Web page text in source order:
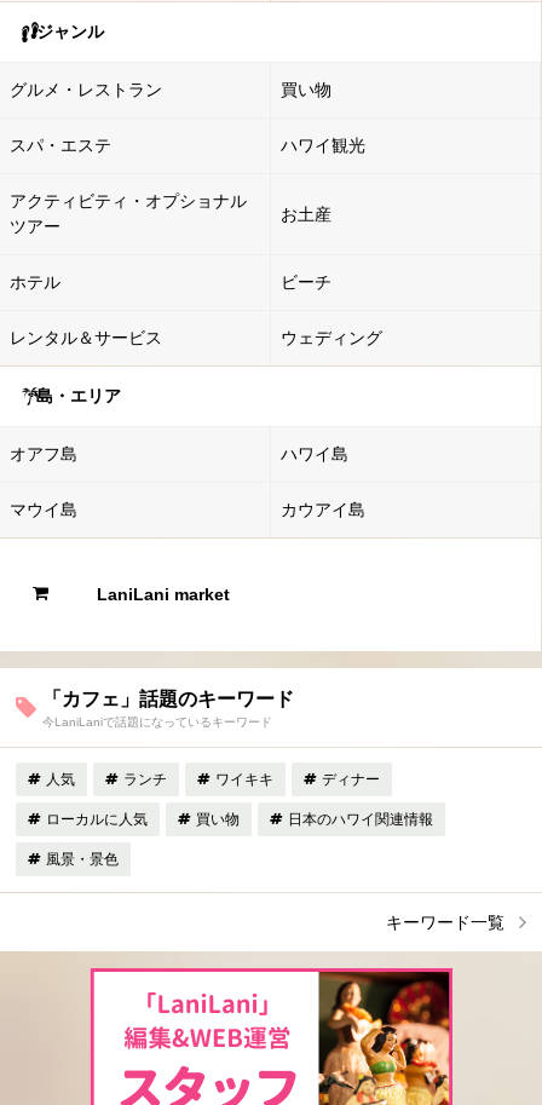
ジャンル
グルメ・レストラン 買い物
スパ・エステ ハワイ観光
アクティビティ・オプショナル
ツアー
お土産
ホテル ビーチ
レンタル＆サービス ウェディング
島・エリア
オアフ島 ハワイ島
マウイ島 カウアイ島
LaniLani market
「カフェ」話題のキーワード
今LaniLaniで話題になっているキーワード
人気 ランチ ワイキキ ディナー
ローカルに人気 買い物 日本のハワイ関連情報
風景・景色
キーワード一覧